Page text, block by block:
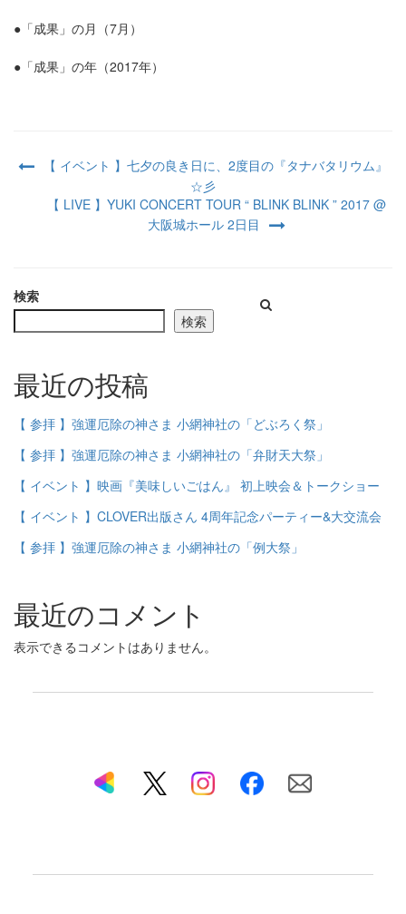
● 「成果」の月（7月）
● 「成果」の年（2017年）
【 イベント 】七夕の良き日に、2度目の『タナバタリウム』
☆彡
【 LIVE 】YUKI CONCERT TOUR “ BLINK BLINK ” 2017 @
大阪城ホール 2日目
検索
検索
最近の投稿
【 参拝 】強運厄除の神さま 小網神社の「どぶろく祭」
【 参拝 】強運厄除の神さま 小網神社の「弁財天大祭」
【 イベント 】映画『美味しいごはん』 初上映会＆トークショー
【 イベント 】CLOVER出版さん 4周年記念パーティー&大交流会
【 参拝 】強運厄除の神さま 小網神社の「例大祭」
最近のコメント
表示できるコメントはありません。